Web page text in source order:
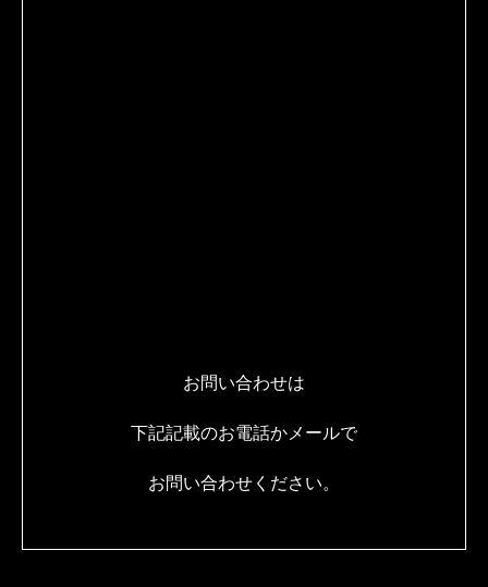
お問い合わせは
下記記載のお電話かメールで
お問い合わせください。